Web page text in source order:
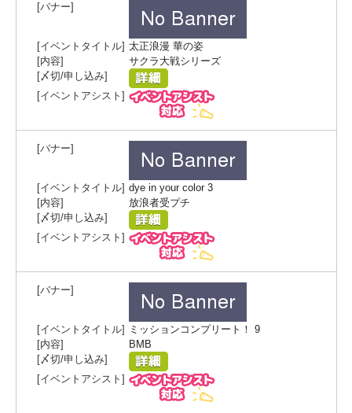
太正浪漫 華の姿
サクラ大戦シリーズ
dye in your color 3
放浪者受プチ
ミッションコンプリート！ 9
BMB